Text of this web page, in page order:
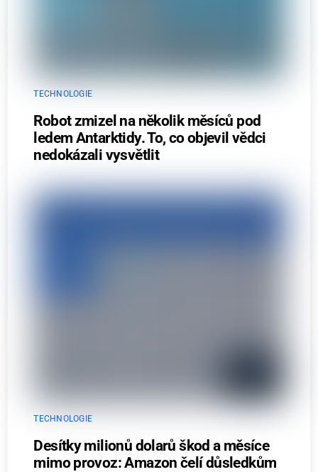
TECHNOLOGIE
Robot zmizel na několik měsíců pod
ledem Antarktidy. To, co objevil vědci
nedokázali vysvětlit
TECHNOLOGIE
Desítky milionů dolarů škod a měsíce
mimo provoz: Amazon čelí důsledkům